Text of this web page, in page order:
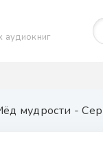
аудиокниг
мудрости -